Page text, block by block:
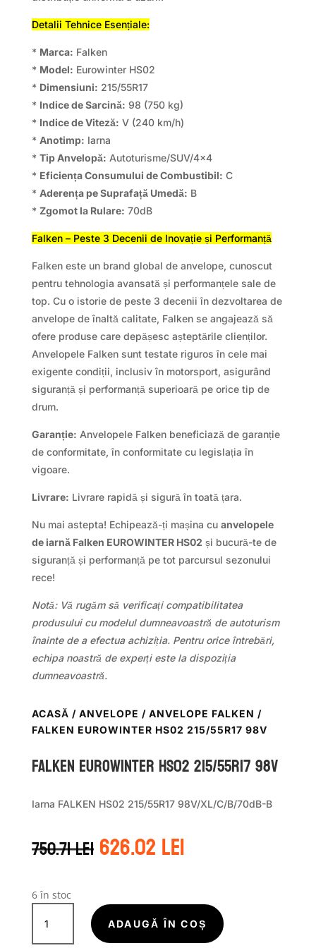
Detalii Tehnice Esențiale:
* Marca: Falken
* Model: Eurowinter HS02
* Dimensiuni: 215/55R17
* Indice de Sarcină: 98 (750 kg)
* Indice de Viteză: V (240 km/h)
* Anotimp: Iarna
* Tip Anvelopă: Autoturisme/SUV/4×4
* Eficiența Consumului de Combustibil: C
* Aderența pe Suprafață Umedă: B
* Zgomot la Rulare: 70dB
Falken – Peste 3 Decenii de Inovație și Performanță
Falken este un brand global de anvelope, cunoscut
pentru tehnologia avansată și performanțele sale de
top. Cu o istorie de peste 3 decenii în dezvoltarea de
anvelope de înaltă calitate, Falken se angajează să
ofere produse care depășesc așteptările clienților.
Anvelopele Falken sunt testate riguros în cele mai
exigente condiții, inclusiv în motorsport, asigurând
siguranță și performanță superioară pe orice tip de
drum.
Garanție: Anvelopele Falken beneficiază de garanție
de conformitate, în conformitate cu legislația în
vigoare.
Livrare: Livrare rapidă și sigură în toată țara.
Nu mai astepta! Echipează-ți mașina cu anvelopele
de iarnă Falken EUROWINTER HS02 și bucură-te de
siguranță și performanță pe tot parcursul sezonului
rece!
Notă: Vă rugăm să verificați compatibilitatea
produsului cu modelul dumneavoastră de autoturism
înainte de a efectua achiziția. Pentru orice întrebări,
echipa noastră de experți este la dispoziția
dumneavoastră.
ACASĂ / ANVELOPE / ANVELOPE FALKEN /
FALKEN EUROWINTER HS02 215/55R17 98V
Falken EUROWINTER HS02 215/55R17 98V
Iarna FALKEN HS02 215/55R17 98V/XL/C/B/70dB-B
750.71leiPrețul
inițial
750.71 lei.
626.02leiPrețul
curent
6 în stoc
Cantitate
Falken
EUROWINTER
ADAUGĂ ÎN COȘ